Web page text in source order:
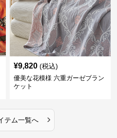
¥9,820 (税込)
優美な花模様 六重ガーゼブラン
ケット
テム一覧へ ›